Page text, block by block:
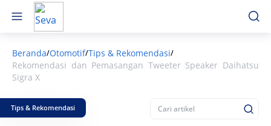
Beranda/Otomotif/Tips & Rekomendasi/
Rekomendasi dan Pemasangan Tweeter Speaker Daihatsu
Sigra X
Tips & Rekomendasi